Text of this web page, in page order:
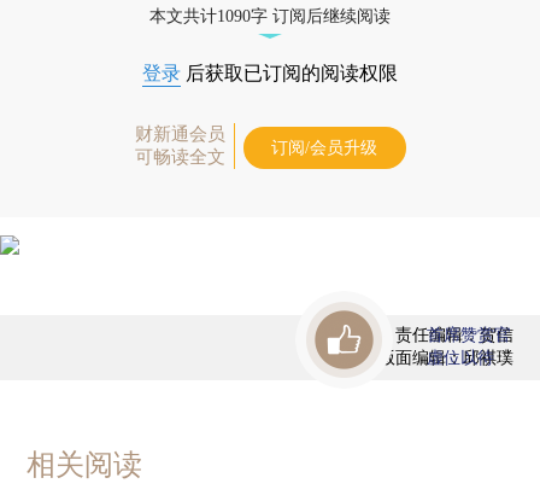
本文共计1090字 订阅后继续阅读
登录 后获取已订阅的阅读权限
财新通会员
可畅读全文
订阅/会员升级
责任编辑：贺信
版面编辑：邱祺璞
首席赞赏官
虚位以待
相关阅读